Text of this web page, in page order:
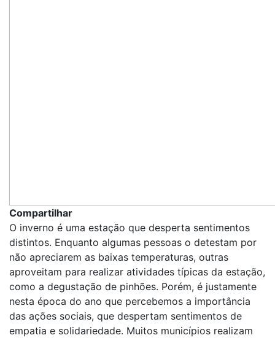
Compartilhar
O inverno é uma estação que desperta sentimentos
distintos. Enquanto algumas pessoas o detestam por
não apreciarem as baixas temperaturas, outras
aproveitam para realizar atividades típicas da estação,
como a degustação de pinhões. Porém, é justamente
nesta época do ano que percebemos a importância
das ações sociais, que despertam sentimentos de
empatia e solidariedade. Muitos municípios realizam